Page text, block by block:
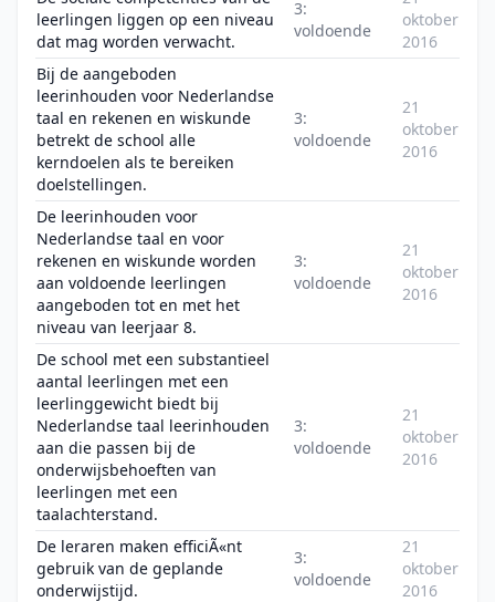
leerlingen liggen op een niveau
dat mag worden verwacht.
3:
voldoende
oktober
2016
Bij de aangeboden
leerinhouden voor Nederlandse
taal en rekenen en wiskunde
betrekt de school alle
kerndoelen als te bereiken
doelstellingen.
3:
voldoende
21
oktober
2016
De leerinhouden voor
Nederlandse taal en voor
rekenen en wiskunde worden
aan voldoende leerlingen
aangeboden tot en met het
niveau van leerjaar 8.
3:
voldoende
21
oktober
2016
De school met een substantieel
aantal leerlingen met een
leerlinggewicht biedt bij
Nederlandse taal leerinhouden
aan die passen bij de
onderwijsbehoeften van
leerlingen met een
taalachterstand.
3:
voldoende
21
oktober
2016
De leraren maken efficiÃ«nt
gebruik van de geplande
onderwijstijd.
3:
voldoende
21
oktober
2016